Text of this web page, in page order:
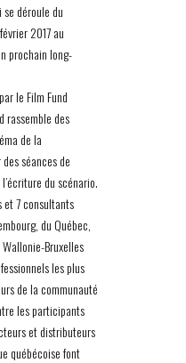
déroule du
2017 au
prochain long-
le Film Fund
rassemble des
de la
séances de
du scénario.
et 7 consultants
du Québec,
Bruxelles
les plus
de la communauté
les participants
et distributeurs
québécoise font